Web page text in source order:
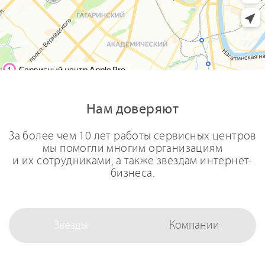
Нам доверяют
За более чем 10 лет работы сервисных центров
мы помогли многим организациям
и их сотрудниками, а также звездам интернет-
бизнеса.
Звезды Компании